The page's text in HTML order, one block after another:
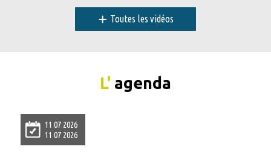
+ Toutes les vidéos
L' agenda
11 07 2026
11 07 2026